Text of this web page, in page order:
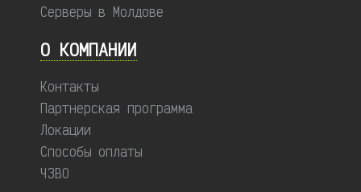
Серверы в Молдове
О КОМПАНИИ
Контакты
Партнерская программа
Локации
Способы оплаты
ЧЗВО